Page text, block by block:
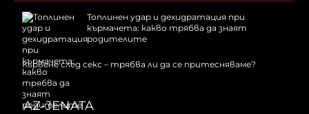
Топлинен удар и дехидратация при
кърмачета: какво трябва да знаят
родителите
Кървене след секс – трябва ли да се притесняваме?
AZ-JENATA